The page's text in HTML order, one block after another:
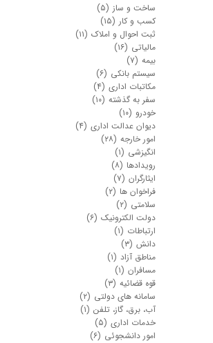
ساخت و ساز (۵)
کسب و کار (۱۵)
ثبت احوال و املاک (۱۱)
مالیاتی (۱۶)
بیمه (۷)
سیستم بانکی (۶)
مکاتبات اداری (۴)
سفر به گذشته (۱۰)
خودرو (۱۰)
دیوان عدالت اداری (۴)
امور خارجه (۲۸)
انگیزشی (۱)
رویدادها (۸)
ایثارگران (۷)
فراخوان ها (۲)
سلامتی (۲)
دولت الکترونیک (۶)
ارتباطات (۱)
دانش (۳)
مناطق آزاد (۱)
مسافران (۱)
قوه قضائیه (۳)
سامانه های دولتی (۲)
آب، برق، گاز، تلفن (۱)
خدمات اداری (۵)
امور دانشجوئی (۶)